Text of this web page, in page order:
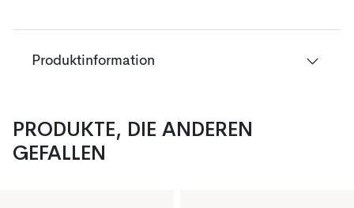
Produktinformation
PRODUKTE, DIE ANDEREN
GEFALLEN